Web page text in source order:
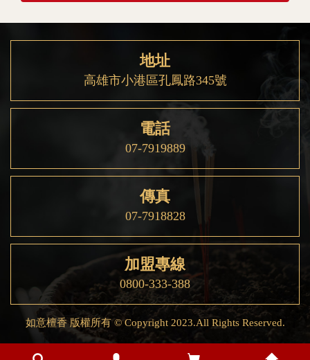
地址
高雄市小港區孔鳳路345號
電話
07-7919889
傳真
07-7918828
加盟專線
0800-333-388
如意檀香 版權所有 © Copyright 2023.All Rights Reserved.